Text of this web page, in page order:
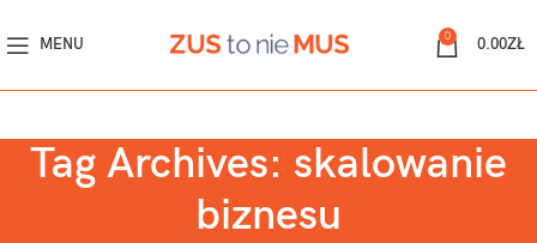
MENU 0 0.00ZŁ
Tag Archives: skalowanie
biznesu